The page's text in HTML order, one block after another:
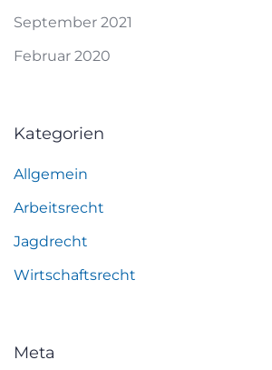
September 2021
Februar 2020
Kategorien
Allgemein
Arbeitsrecht
Jagdrecht
Wirtschaftsrecht
Meta